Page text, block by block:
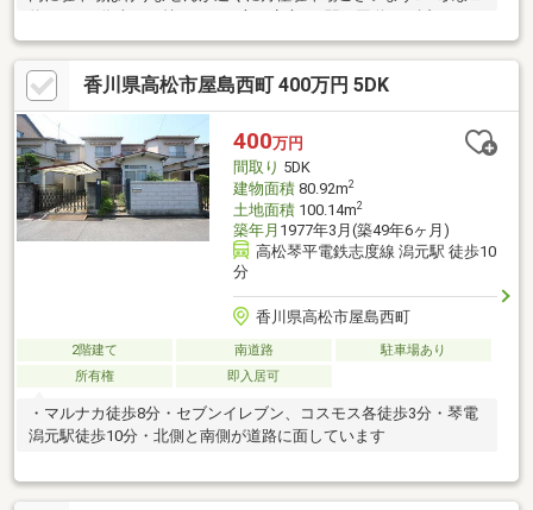
約800ｍの為車をお持ちでない方も安心♪・駅や国道にも近いため
交通のアクセスはとても便利！
香川県高松市屋島西町 400万円 5DK
400万円
間取り 5DK
建物面積80.92m2
土地面積100.14m2
築年月 1977年3月(築49年6ヶ月)
高松琴平電鉄志度線 潟元駅 徒歩10
分
香川県高松市屋島西町
2階建て 南道路
駐車場あり
所有権
即入居可
・マルナカ徒歩8分・セブンイレブン、コスモス各徒歩3分・琴電
潟元駅徒歩10分・北側と南側が道路に面しています